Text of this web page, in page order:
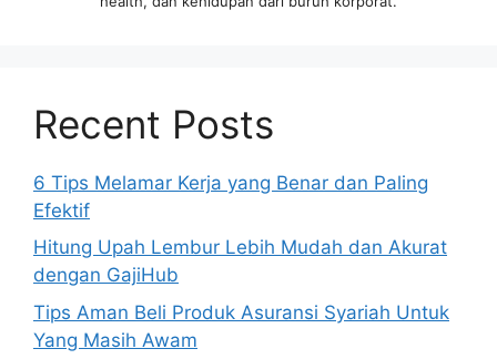
Recent Posts
6 Tips Melamar Kerja yang Benar dan Paling
Efektif
Hitung Upah Lembur Lebih Mudah dan Akurat
dengan GajiHub
Tips Aman Beli Produk Asuransi Syariah Untuk
Yang Masih Awam